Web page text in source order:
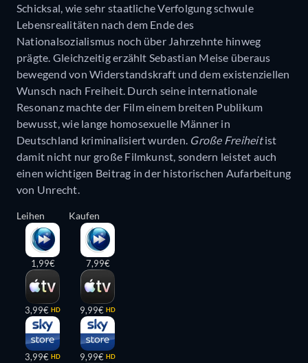
Schicksal, wie sehr staatliche Verfolgung schwule
Lebensrealitäten nach dem Ende des
Nationalsozialismus noch über Jahrzehnte hinweg
prägte. Gleichzeitig erzählt Sebastian Meise überaus
bewegend von Widerstandskraft und dem existenziellen
Wunsch nach Freiheit. Durch seine internationale
Resonanz machte der Film einem breiten Publikum
bewusst, wie lange homosexuelle Männer in
Deutschland kriminalisiert wurden. Große Freiheitist
damit nicht nur große Filmkunst, sondern leistet auch
einen wichtigen Beitrag in der historischen Aufarbeitung
von Unrecht.
Leihen
1,99€
3,99€ HD
3,99€ HD
Kaufen
7,99€
9,99€ HD
9,99€ HD